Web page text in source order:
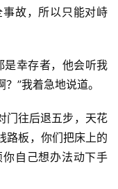
故，所以只能对峙
是幸存者，他会听我
”我着急地说道。
门往后退五步，天花
路板，你们把床上的
自己想办法动下手